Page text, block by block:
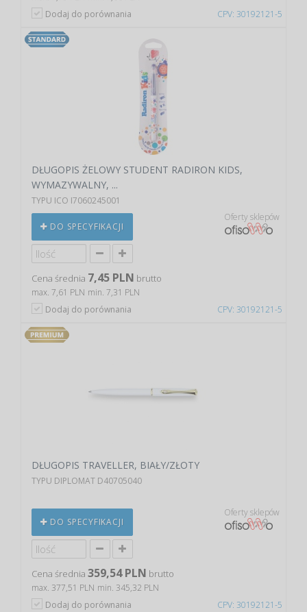
CPV: 30192121-5
Dodaj do porównania
CPV: 30192121-5
DŁUGOPIS ŻELOWY STUDENT RADIRON KIDS,
WYMAZYWALNY, ...
TYPU ICO I7060245001
DO SPECYFIKACJI
Oferty sklepów
Cena średnia 7,45 PLN brutto
max. 7,61 PLN min. 7,31 PLN
Dodaj do porównania
CPV: 30192121-5
DŁUGOPIS TRAVELLER, BIAŁY/ZŁOTY
TYPU DIPLOMAT D40705040
DO SPECYFIKACJI
Oferty sklepów
Cena średnia 359,54 PLN brutto
max. 377,51 PLN min. 345,32 PLN
Dodaj do porównania